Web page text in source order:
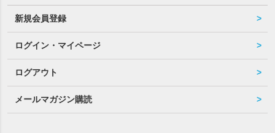
新規会員登録
ログイン・マイページ
ログアウト
メールマガジン購読